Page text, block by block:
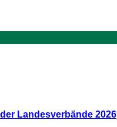
Landesverbände 2026